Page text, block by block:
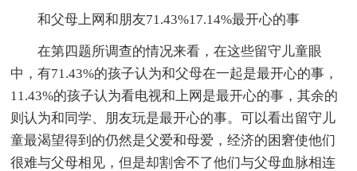
和父母上网和朋友71.43%17.14%最开心的事
在第四题所调查的情况来看，在这些留守儿童眼
中，有71.43%的孩子认为和父母在一起是最开心的事，
11.43%的孩子认为看电视和上网是最开心的事，其余的
则认为和同学、朋友玩是最开心的事。可以看出留守儿
童最渴望得到的仍然是父爱和母爱，经济的困窘使他们
很难与父母相见，但是却割舍不了他们与父母血脉相连